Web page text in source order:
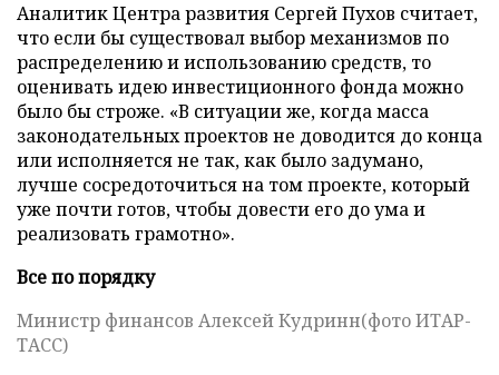
Аналитик Центра развития Сергей Пухов считает,
что если бы существовал выбор механизмов по
распределению и использованию средств, то
оценивать идею инвестиционного фонда можно
было бы строже. «В ситуации же, когда масса
законодательных проектов не доводится до конца
или исполняется не так, как было задумано,
лучше сосредоточиться на том проекте, который
уже почти готов, чтобы довести его до ума и
реализовать грамотно».
Все по порядку
Министр финансов Алексей Кудринн(фото ИТАР-
ТАСС)